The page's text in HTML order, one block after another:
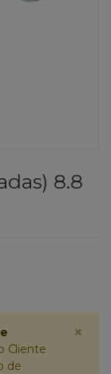
8.8
×
Cliente
de